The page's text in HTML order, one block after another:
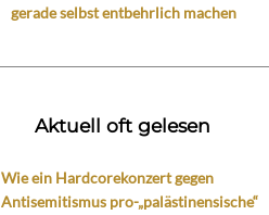
gerade selbst entbehrlich machen
Aktuell oft gelesen
Wie ein Hardcorekonzert gegen
Antisemitismus pro-„palästinensische“